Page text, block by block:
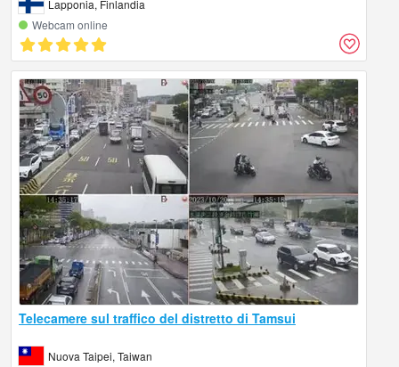
Lapponia, Finlandia
Webcam online
Telecamere sul traffico del distretto di Tamsui
Nuova Taipei, Taiwan